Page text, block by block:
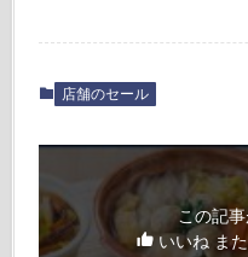
店舗のセール
この記
いいね ま